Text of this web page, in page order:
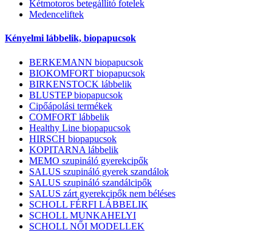
Kétmotoros betegállító fotelek
Medenceliftek
Kényelmi lábbelik, biopapucsok
BERKEMANN biopapucsok
BIOKOMFORT biopapucsok
BIRKENSTOCK lábbelik
BLUSTEP biopapucsok
Cipőápolási termékek
COMFORT lábbelik
Healthy Line biopapucsok
HIRSCH biopapucsok
KOPITARNA lábbelik
MEMO szupináló gyerekcipők
SALUS szupináló gyerek szandálok
SALUS szupináló szandálcipők
SALUS zárt gyerekcipők nem béléses
SCHOLL FÉRFI LÁBBELIK
SCHOLL MUNKAHELYI
SCHOLL NŐI MODELLEK